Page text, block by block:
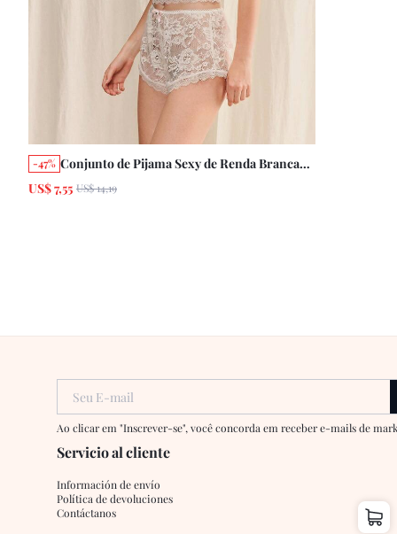
-47% Conjunto de Pijama Sexy de Renda Branca
com Top Cami e Shorts Combinando,
Transparente e Romântico
US$ 7,55 US$ 14,19
Seu E-mail
Ao clicar em "Inscrever-se", você concorda em receber e-mails de
Servicio al cliente
Información de envío
Política de devoluciones
Contáctanos